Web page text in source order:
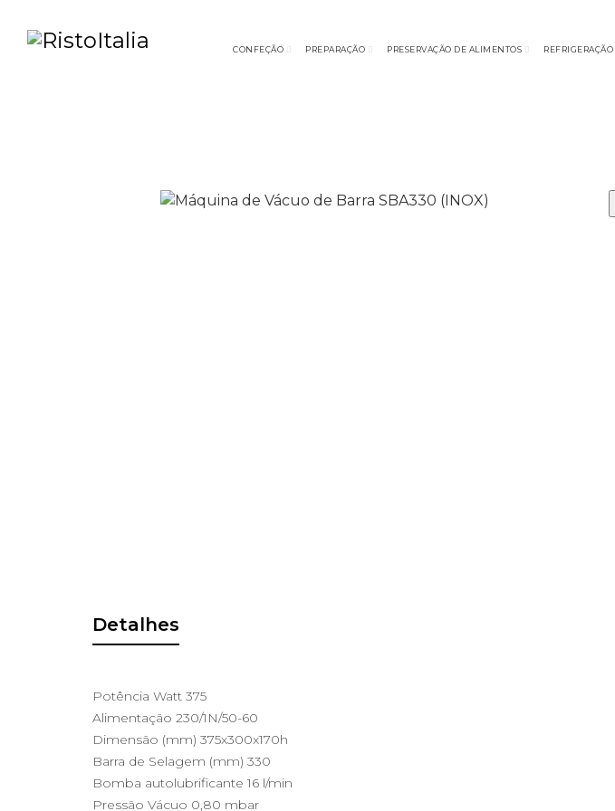
CONFEÇÃO PREPARAÇÃO PRESERVAÇÃO DE ALIMENTOS REFRIGERAÇÃO
Detalhes
Potência Watt 375
Alimentação 230/1N/50-60
Dimensão (mm) 375x300x170h
Barra de Selagem (mm) 330
Bomba autolubrificante 16 l/min
Pressão Vácuo 0,80 mbar